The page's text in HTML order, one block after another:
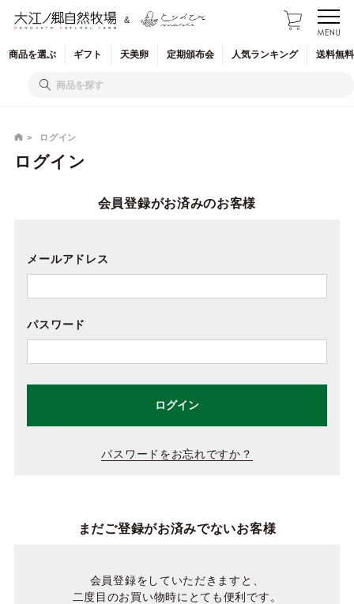
&
商品を選ぶ ギフト 天美卵 定期頒布会 人気ランキング 送料無
ログイン
ログイン
会員登録がお済みのお客様
メールアドレス
パスワード
ログイン
パスワードをお忘れですか？
まだご登録がお済みでないお客様
会員登録をしていただきますと、
二度目のお買い物時にとても便利です。